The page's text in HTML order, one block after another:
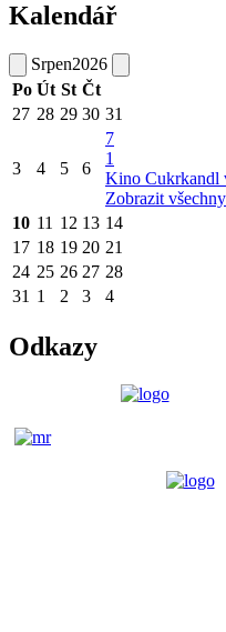
Kalendář
Srpen2026
Po Út St Čt
27 28 29 30 31
3 4 5 6
7
1
Kino Cukrkandl
Zobrazit
10 11 12 13 14
17 18 19 20 21
24 25 26 27 28
31 1 2 3 4
Odkazy